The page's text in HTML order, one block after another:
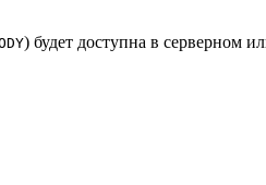
) будет доступна в серверном